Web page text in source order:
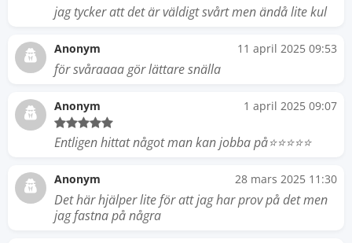
jag tycker att det är väldigt svårt men ändå lite kul
Anonym 11 april 2025 09:53
för svåraaaa gör lättare snälla
Anonym 1 april 2025 09:07
Entligen hittat något man kan jobba på⭐️⭐️⭐️⭐️⭐️
Anonym 28 mars 2025 11:30
Det här hjälper lite för att jag har prov på det men
jag fastna på några